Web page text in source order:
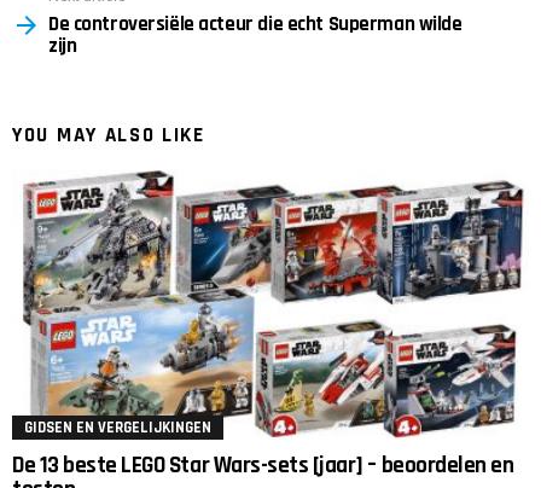
De controversiële acteur die echt Superman wilde
zijn
YOU MAY ALSO LIKE
GIDSEN EN VERGELIJKINGEN
De 13 beste LEGO Star Wars-sets [jaar] – beoordelen en